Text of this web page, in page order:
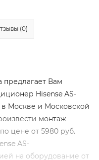
(0)
Вам
Hisense AS-
в Москве и Московской
монтаж
цене от 5980 руб.
AS-
на оборудование от